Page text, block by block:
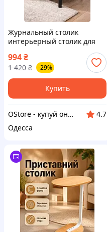
Журнальный столик
интерьерный столик для
гостиной кофейный столик
белый мрамор квадратный
столик для дома
994₴
1 420 ₴ -29%
Купить
OStore - купуй онлайн!
4.7
Одесса